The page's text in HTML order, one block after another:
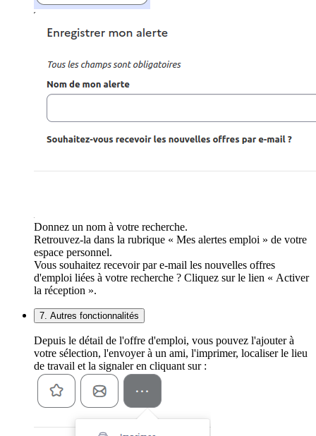
Donnez un nom à votre recherche.
Retrouvez-la dans la rubrique « Mes alertes emploi » de votre
espace personnel.
Vous souhaitez recevoir par e-mail les nouvelles offres
d'emploi liées à votre recherche ? Cliquez sur le lien « Activer
la réception ».
7. Autres fonctionnalités
Depuis le détail de l'offre d'emploi, vous pouvez l'ajouter à
votre sélection, l'envoyer à un ami, l'imprimer, localiser le lieu
de travail et la signaler en cliquant sur :